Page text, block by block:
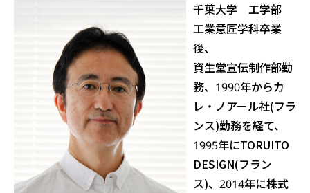
千葉大学 工学部
工業意匠学科卒業
後、
資生堂宣伝制作部勤
務、1990年からカ
レ・ノアール社(フラ
ンス)勤務を経て、
1995年にTORUITO
DESIGN(フラン
ス)、2014年に株式